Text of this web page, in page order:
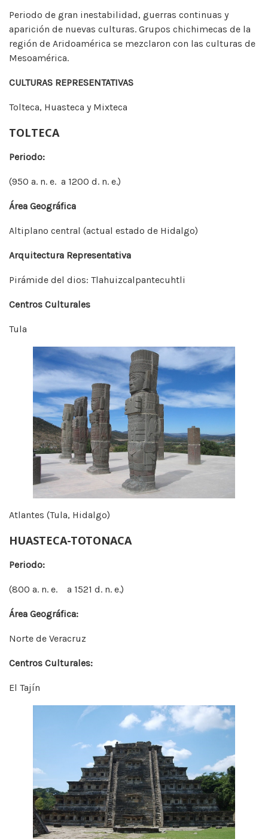
Periodo de gran inestabilidad, guerras continuas y
aparición de nuevas culturas. Grupos chichimecas de la
región de Aridoamérica se mezclaron con las culturas de
Mesoamérica.
CULTURAS REPRESENTATIVAS
Tolteca, Huasteca y Mixteca
TOLTECA
Periodo:
(950 a. n. e. a 1200 d. n. e.)
Área Geográfica
Altiplano central (actual estado de Hidalgo)
Arquitectura Representativa
Pirámide del dios: Tlahuizcalpantecuhtli
Centros Culturales
Tula
Atlantes (Tula, Hidalgo)
HUASTECA-TOTONACA
Periodo:
(800 a. n. e. a 1521 d. n. e.)
Área Geográfica:
Norte de Veracruz
Centros Culturales:
El Tajín